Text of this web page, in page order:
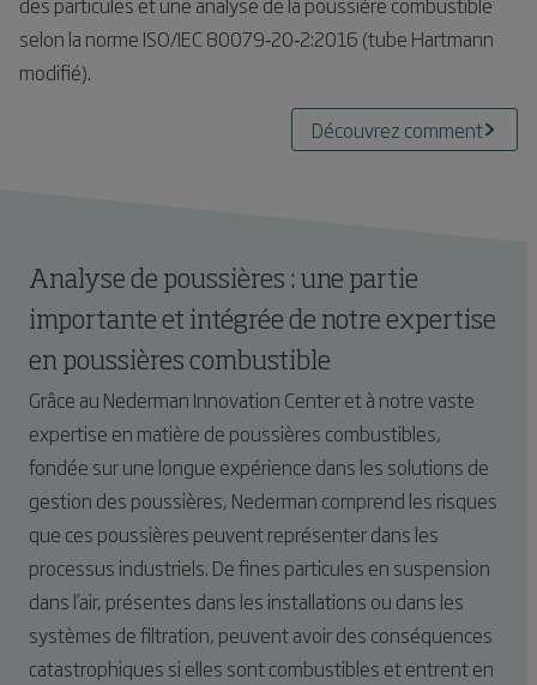
selon la norme ISO/IEC 80079‑20‑2:2016 (tube Hartmann
modifié).
Découvrez comment
Analyse de poussières : une partie
importante et intégrée de notre expertise
en poussières combustible
Grâce au Nederman Innovation Center et à notre vaste
expertise en matière de poussières combustibles,
fondée sur une longue expérience dans les solutions de
gestion des poussières, Nederman comprend les risques
que ces poussières peuvent représenter dans les
processus industriels. De fines particules en suspension
dans l’air, présentes dans les installations ou dans les
systèmes de filtration, peuvent avoir des conséquences
catastrophiques si elles sont combustibles et entrent en